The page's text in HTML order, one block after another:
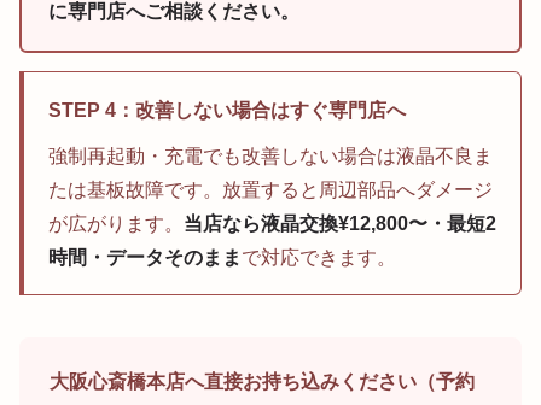
に専門店へご相談ください。
STEP 4：改善しない場合はすぐ専門店へ
強制再起動・充電でも改善しない場合は液晶不良ま
たは基板故障です。放置すると周辺部品へダメージ
が広がります。 当店なら液晶交換¥12,800〜・最短2
時間・データそのまま で対応できます。
大阪心斎橋本店へ直接お持ち込みください（予約